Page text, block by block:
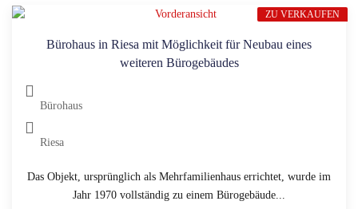
Bürohaus in Riesa mit Möglichkeit für Neubau eines
weiteren Bürogebäudes
Bürohaus
Riesa
Das Objekt, ursprünglich als Mehrfamilienhaus errichtet, wurde im
Jahr 1970 vollständig zu einem Bürogebäude...
ZU VERKAUFEN